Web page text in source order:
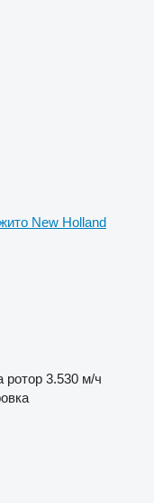
New Holland
ротор 3.530 м/ч